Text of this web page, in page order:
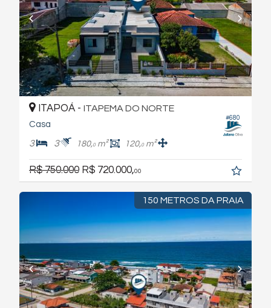
#680
ITAPOÁ - ITAPEMA DO NORTE
Casa
3 3 180,0m² 120,0m²
R$ 750.000 R$ 720.000,00
150 METROS DA PRAIA